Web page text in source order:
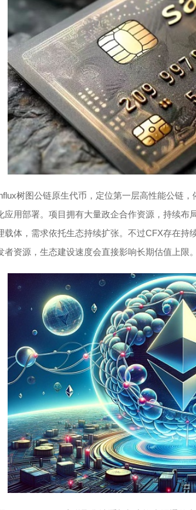
树图公链原生代币，定位第一层高性能公链
应用部署。项目拥有大量政企合作资源，持续
载体，需求依托生态持续扩张。不过CFX存在
者资源，生态建设速度会直接影响长期估值上限。